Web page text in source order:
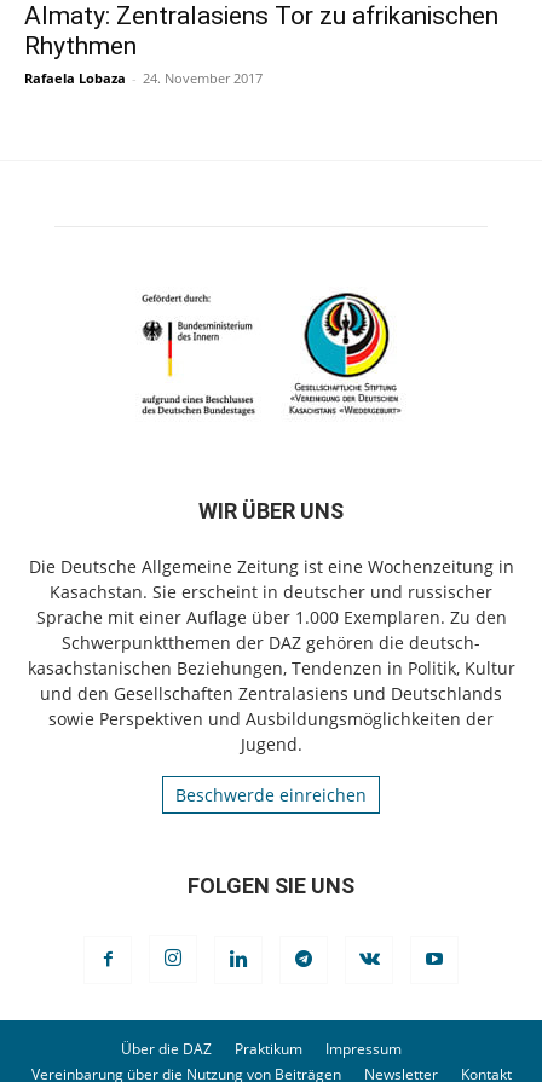
Almaty: Zentralasiens Tor zu afrikanischen
Rhythmen
Rafaela Lobaza - 24. November 2017
WIR ÜBER UNS
Die Deutsche Allgemeine Zeitung ist eine Wochenzeitung in
Kasachstan. Sie erscheint in deutscher und russischer
Sprache mit einer Auflage über 1.000 Exemplaren. Zu den
Schwerpunktthemen der DAZ gehören die deutsch-
kasachstanischen Beziehungen, Tendenzen in Politik, Kultur
und den Gesellschaften Zentralasiens und Deutschlands
sowie Perspektiven und Ausbildungsmöglichkeiten der
Jugend.
Beschwerde einreichen
FOLGEN SIE UNS
Über die DAZ Praktikum
Impressum
Vereinbarung über die Nutzung von Beiträgen
Newsletter Kontakt